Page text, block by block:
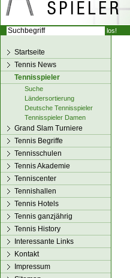
Startseite
Tennis News
Tennisspieler
Suche
Ländersortierung
Deutsche Tennisspieler
Tennisspieler Damen
Grand Slam Turniere
Tennis Begriffe
Tennisschulen
Tennis Akademie
Tenniscenter
Tennishallen
Tennis Hotels
Tennis ganzjährig
Tennis History
Interessante Links
Kontakt
Impressum
los!